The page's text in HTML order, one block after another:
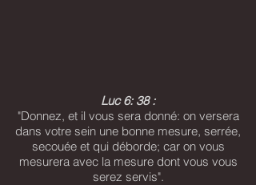
Luc 6: 38 :
"Donnez, et il vous sera donné: on versera
dans votre sein une bonne mesure, serrée,
secouée et qui déborde; car on vous
mesurera avec la mesure dont vous vous
serez servis".